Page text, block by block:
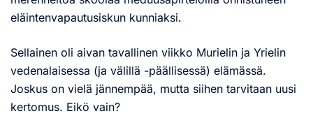
eläintenvapautusiskun kunniaksi.
Sellainen oli aivan tavallinen viikko Murielin ja Yrielin
vedenalaisessa (ja välillä -päällisessä) elämässä.
Joskus on vielä jännempää, mutta siihen tarvitaan uusi
kertomus. Eikö vain?